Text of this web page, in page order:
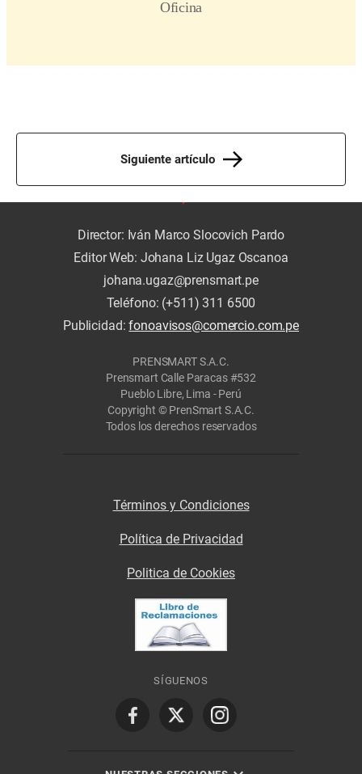
Siguiente artículo
Director: Iván Marco Slocovich Pardo
Editor Web: Johana Liz Ugaz Oscanoa
johana.ugaz@prensmart.pe
Teléfono: (+511) 311 6500
Publicidad:fonoavisos@comercio.com.pe
PRENSMART S.A.C.
Prensmart Calle Paracas #532
Pueblo Libre, Lima - Perú
Copyright © PrenSmart S.A.C.
Todos los derechos reservados
Términos y Condiciones
Política de Privacidad
Politica de Cookies
SÍGUENOS